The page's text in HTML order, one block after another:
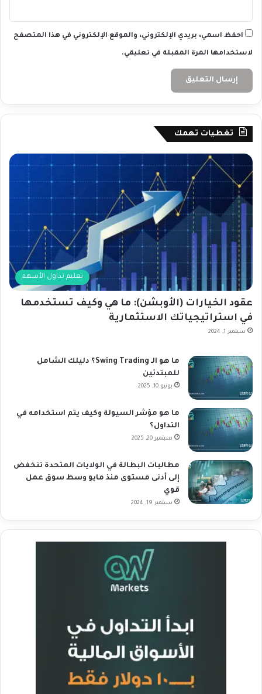
احفظ اسمي، بريدي الإلكتروني، والموقع الإلكتروني في هذا المتصفح
لاستخدامها المرة المقبلة في تعليقي.
تغطيات تهمك
تعليم تداول الأسهم
عقود الخيارات (الأوبشن): ما هي وكيف تستخدمها
في استراتيجياتك الاستثمارية
سبتمبر 1, 2024
ما هو الـ Swing Trading؟ دليلك الشامل
للمبتدئين
يونيو 10, 2025
ما هو مؤشر السيولة وكيف يتم استخدامه في
التداول؟
سبتمبر 20, 2025
مطالبات البطالة في الولايات المتحدة تنخفض
إلى أدنى مستوى منذ مايو وسط سوق عمل
قوي
سبتمبر 19, 2024